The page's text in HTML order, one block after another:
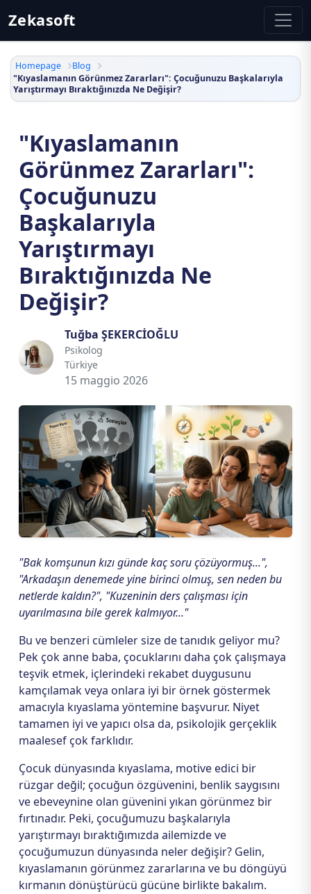
Zekasoft
Homepage
Blog
"Kıyaslamanın Görünmez Zararları": Çocuğunuzu Başkalarıyla
Yarıştırmayı Bıraktığınızda Ne Değişir?
"Kıyaslamanın
Görünmez Zararları":
Çocuğunuzu
Başkalarıyla
Yarıştırmayı
Bıraktığınızda Ne
Değişir?
Tuğba ŞEKERCİOĞLU
Psikolog
Türkiye
15 maggio 2026
"Bak komşunun kızı günde kaç soru çözüyormuş...",
"Arkadaşın denemede yine birinci olmuş, sen neden bu
netlerde kaldın?", "Kuzeninin ders çalışması için
uyarılmasına bile gerek kalmıyor..."
Bu ve benzeri cümleler size de tanıdık geliyor mu?
Pek çok anne baba, çocuklarını daha çok çalışmaya
teşvik etmek, içlerindeki rekabet duygusunu
kamçılamak veya onlara iyi bir örnek göstermek
amacıyla kıyaslama yöntemine başvurur. Niyet
tamamen iyi ve yapıcı olsa da, psikolojik gerçeklik
maalesef çok farklıdır.
Çocuk dünyasında kıyaslama, motive edici bir
rüzgar değil; çocuğun özgüvenini, benlik saygısını
ve ebeveynine olan güvenini yıkan görünmez bir
fırtınadır. Peki, çocuğumuzu başkalarıyla
yarıştırmayı bıraktığımızda ailemizde ve
çocuğumuzun dünyasında neler değişir? Gelin,
kıyaslamanın görünmez zararlarına ve bu döngüyü
kırmanın dönüştürücü gücüne birlikte bakalım.